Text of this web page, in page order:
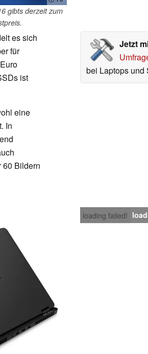
gibts derzeit zum
Jetzt
bei Laptops und
es sich
für
ist
eine
In
60 Bildern
loading failed!